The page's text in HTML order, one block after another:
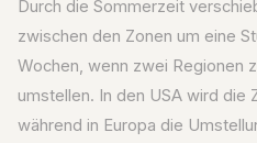
Durch die Sommerzeit
zwischen den Zonen um eine
Wochen, wenn zwei Regionen
umstellen. In den USA wird die
während in Europa die